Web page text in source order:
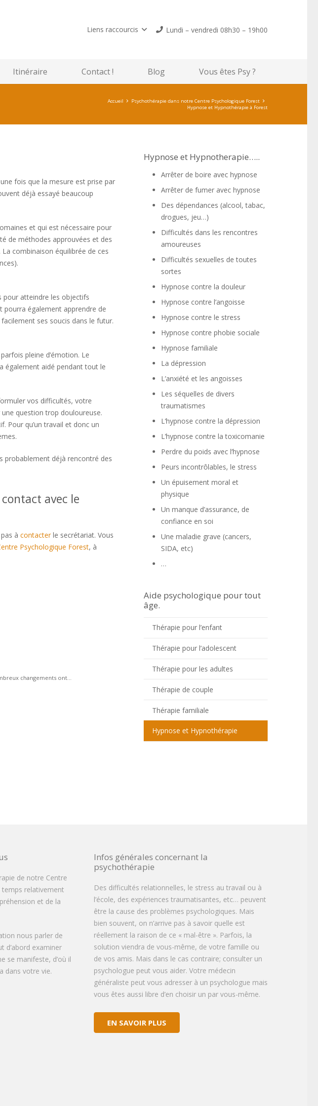
Liens raccourcis Lundi – vendredi 08h30 – 19h00
Itinéraire Contact ! Blog Vous êtes Psy ?
Accueil
Psychothérapie dans notre Centre Psychologique Forest
Hypnose et Hypnothérapie à Forest
fois que la mesure est prise par
déjà essayé beaucoup
et qui est nécessaire pour
de méthodes approuvées et des
combinaison équilibrée de ces
pour atteindre les objectifs
pourra également apprendre de
ses soucis dans le futur.
pleine d’émotion. Le
également aidé pendant tout le
vos difficultés, votre
question trop douloureuse.
Pour qu’un travail et donc un
probablement déjà rencontré des
avec le
à contacterle secrétariat. Vous
Psychologique Forest, à
changements ont...
Hypnose et Hypnotherapie…..
Arrêter de boire avec hypnose
Arrêter de fumer avec hypnose
Des dépendances (alcool, tabac,
drogues, jeu…)
Difficultés dans les rencontres
amoureuses
Difficultés sexuelles de toutes
sortes
Hypnose contre la douleur
Hypnose contre l’angoisse
Hypnose contre le stress
Hypnose contre phobie sociale
Hypnose familiale
La dépression
L’anxiété et les angoisses
Les séquelles de divers
traumatismes
L’hypnose contre la dépression
L’hypnose contre la toxicomanie
Perdre du poids avec l’hypnose
Peurs incontrôlables, le stress
Un épuisement moral et
physique
Un manque d’assurance, de
confiance en soi
Une maladie grave (cancers,
SIDA, etc)
…
Aide psychologique pour tout
âge.
Thérapie pour l’enfant
Thérapie pour l’adolescent
Thérapie pour les adultes
Thérapie de couple
Thérapie familiale
Hypnose et Hypnothérapie
de notre Centre
temps relativement
et de la
nous parler de
d’abord examiner
se manifeste, d’où il
dans votre vie.
Infos générales concernant la
psychothérapie
Des difficultés relationnelles, le stress au travail ou à
l’école, des expériences traumatisantes, etc… peuvent
être la cause des problèmes psychologiques. Mais
bien souvent, on n’arrive pas à savoir quelle est
réellement la raison de ce « mal-être ». Parfois, la
solution viendra de vous-même, de votre famille ou
de vos amis. Mais dans le cas contraire; consulter un
psychologue peut vous aider. Votre médecin
généraliste peut vous adresser à un psychologue mais
vous êtes aussi libre d’en choisir un par vous-même.
EN SAVOIR PLUS